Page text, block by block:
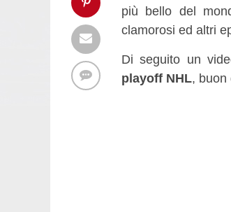
più bello del
clamorosi ed altri
Di seguito un
playoff NHL, buon